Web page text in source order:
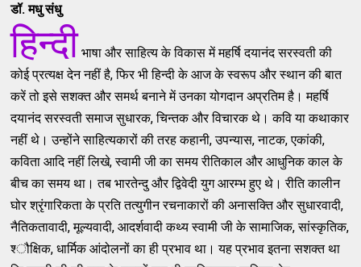
डॉ. मधु संधु
हिन्‍दीभाषा और साहित्‍य के विकास में महर्षि दयानंद सरस्‍वती की
कोई प्रत्‍यक्ष देन नहीं है, फिर भी हिन्‍दी के आज के स्‍वरूप और स्‍थान की बात
करें तो इसे सशक्‍त और समर्थ बनाने में उनका योगदान अप्रतिम है। महर्षि
दयानंद सरस्‍वती समाज सुधारक, चिन्‍तक और विचारक थे। कवि या कथाकार
नहीं थे। उन्‍होंने साहित्‍यकारों की तरह कहानी, उपन्‍यास, नाटक, एकांकी,
कविता आदि नहीं लिखे, स्‍वामी जी का समय रीतिकाल और आधुनिक काल के
बीच का समय था। तब भारतेन्‍दु और द्विवेदी युग आरम्‍भ हुए थे। रीति कालीन
घोर श्रृंगारिकता के प्रति तत्‍युगीन रचनाकारों की अनासक्‍ति और सुधारवादी,
नैतिकतावादी, मूल्‍यवादी, आदर्शवादी कथ्‍य स्‍वामी जी के सामाजिक, सांस्‍कृतिक,
श्‍ौक्षिक, धार्मिक आंदोलनों का ही प्रभाव था। यह प्रभाव इतना सशक्‍त था